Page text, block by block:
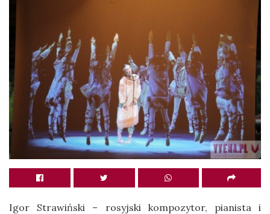
Igor Strawiński – rosyjski kompozytor, pianista i